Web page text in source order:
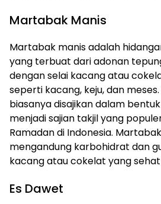
Martabak Manis
Martabak manis adalah
yang terbuat dari adonan
dengan selai kacang atau
seperti kacang, keju, dan
biasanya disajikan dalam
menjadi sajian takjil yang
Ramadan di Indonesia.
mengandung karbohidrat dan
kacang atau cokelat yang
Es Dawet